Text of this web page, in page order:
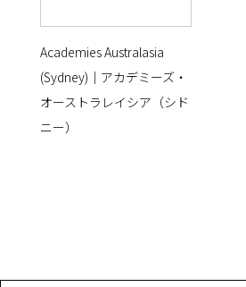
Academies Australasia
(Sydney)｜アカデミーズ・
オーストラレイシア（シド
ニー）